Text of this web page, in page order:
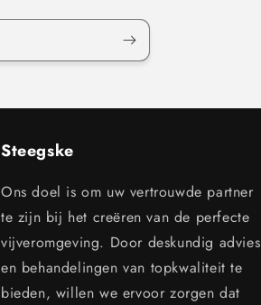
Steegske
Ons doel is om uw vertrouwde partner
te zijn bij het creëren van de perfecte
vijveromgeving. Door deskundig advies
en behandelingen van topkwaliteit te
bieden, willen we ervoor zorgen dat